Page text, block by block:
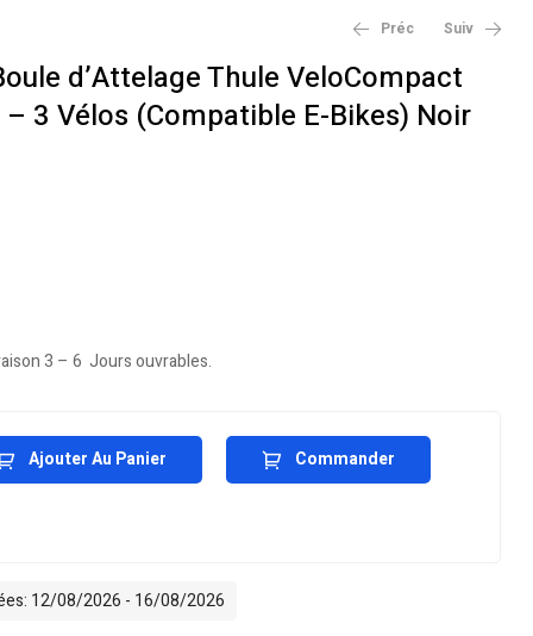
Préc
€479.00
Suiv
€630.00
d’Attelage Thule VeloCompact
3 Vélos (Compatible E-Bikes) Noir
3 – 6 Jours ouvrables.
Ajouter Au Panier Commander
12/08/2026 - 16/08/2026